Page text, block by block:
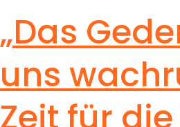
„Das
uns